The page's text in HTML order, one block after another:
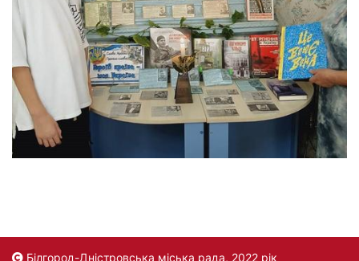
Білгород-Дністровська міська рада, 2022 рік